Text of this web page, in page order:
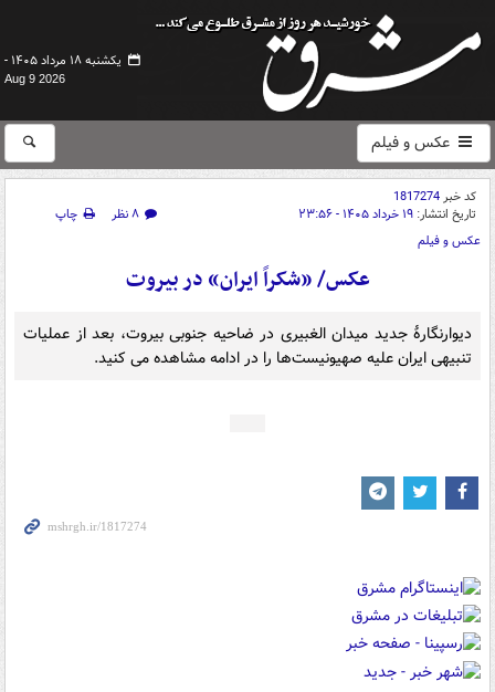
یکشنبه ۱۸ مرداد ۱۴۰۵ -
Aug 9 2026
عکس و فیلم
کد خبر1817274
تاریخ انتشار: ۱۹ خرداد ۱۴۰۵ - ۲۳:۵۶ ۸ نظر
چاپ
عکس و فیلم
عکس/ «شکراً ایران» در بیروت
دیوارنگارهٔ جدید میدان الغبیری در ضاحیه جنوبی بیروت، بعد از عملیات
تنبیهی ایران علیه صهیونیست‌ها را در ادامه مشاهده می کنید.